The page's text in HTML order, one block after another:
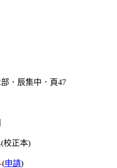
．辰集中．頁47
校正本)
(申請)